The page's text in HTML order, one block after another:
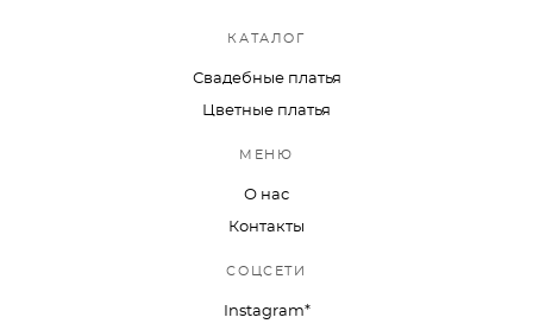
КАТАЛОГ
Свадебные платья
Цветные платья
МЕНЮ
О нас
Контакты
СОЦСЕТИ
Instagram*